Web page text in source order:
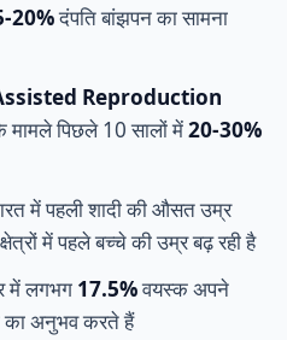
20%दंपति बांझपन का सामना
Reproduction
मामले पिछले 10 सालों में20-30%
में पहली शादी की औसत उम्र
में पहले बच्चे की उम्र बढ़ रही है
में लगभग 17.5%वयस्क अपने
का अनुभव करते हैं